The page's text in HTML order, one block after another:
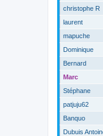
christophe R
laurent
mapuche
Dominique
Bernard
Marc
Stéphane
patjuju62
Banquo
Dubuis